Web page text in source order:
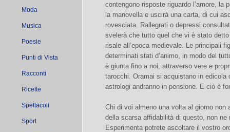
Moda
Musica
Poesie
Punti di Vista
Racconti
Ricette
Spettacoli
Sport
contengono risposte riguardo l’amore,
la manovella e uscirà una carta, di cui
rovesciata. Rallegrati o depressi
svelerà che tutto quel che vi è stato
risale all’epoca medievale. Le principali
determinati stati d’animo, in modo del
è giunta fino a noi, attraverso vere e
tarocchi. Oramai si acquistano in
astrologi andranno in pensione. E ciò è
Chi di voi almeno una volta al giorno non
della scarsa affidabilità di questo, non
Esperimenta potrete ascoltare il vostro